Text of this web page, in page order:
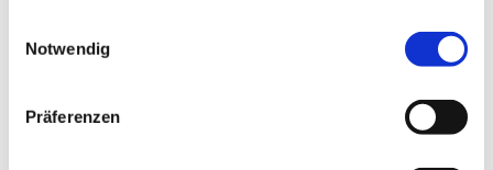
Notwendig
Präferenzen